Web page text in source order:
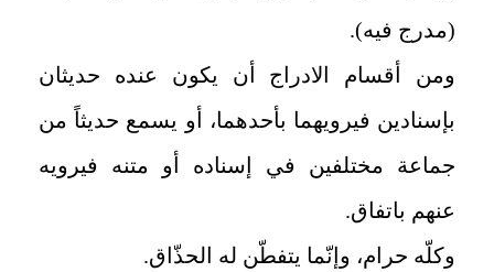
(مدرج فيه).
ومن أقسام الادراج أن يكون عنده حديثان
بإسنادين فيرويهما بأحدهما، أو يسمع حديثاً من
جماعة مختلفين في إسناده أو متنه فيرويه
عنهم باتفاق.
وكلّه حرام، وإنّما يتفطّن له الحذّاق.